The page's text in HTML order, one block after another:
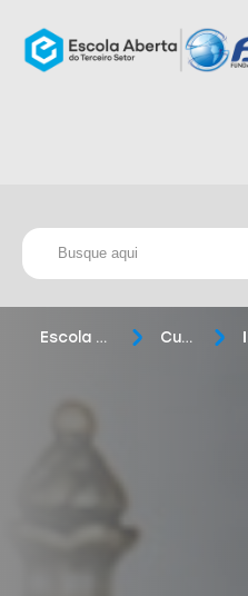
Escola Aberta Cursos